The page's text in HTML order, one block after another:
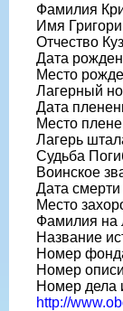
Фамилия
Имя
Отчество
Дата
Место
Лагерный
Дата
Место
Лагерь
Судьба
Воинское
Дата
Место
Фамилия на
Название
Номер
Номер
Номер дела
http://